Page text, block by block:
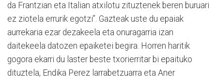
da Frantzian eta Italian atxilotu zituztenek beren buruari
ez ziotela errurik egotzi”. Gazteak uste du epaiak
aurrekaria ezar dezakeela eta onuragarria izan
daitekeela datozen epaiketei begira. Horren haritik
gogora ekarri du laster beste txorierritar bi epaituko
dituztela, Endika Perez larrabetzuarra eta Aner